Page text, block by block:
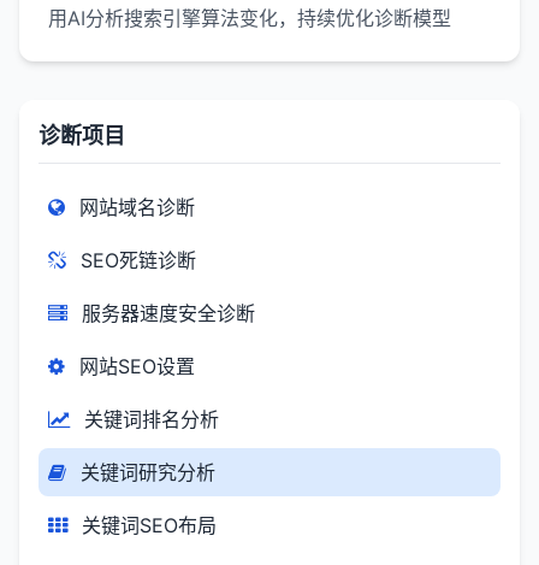
用AI分析搜索引擎算法变化，持续优化诊断模型
诊断项目
网站域名诊断
SEO死链诊断
服务器速度安全诊断
网站SEO设置
关键词排名分析
关键词研究分析
关键词SEO布局